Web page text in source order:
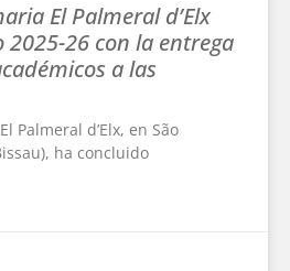
El Palmeral d’Elx
2025-26 con la entrega
a las
Palmeral d’Elx, en São
ha concluido